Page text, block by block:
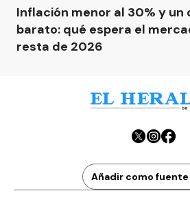
Inflación menor al 30% y un
barato: qué espera el
resta de 2026
Añadir como fuente